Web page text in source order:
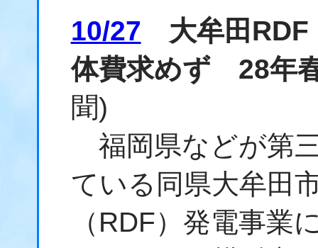
10/27 大牟田
体費求めず 28年
聞)
福岡県などが第
ている同県大牟田
（RDF）発電事業